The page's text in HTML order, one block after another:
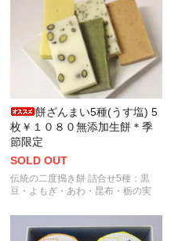
餅ざんまい5種(うす塩) 5
枚￥１０８０無添加生餅＊季
節限定
SOLD OUT
伝統の二度搗き餅 詰合せ5種：黒
豆・よもぎ・あわ・昆布・栃の実